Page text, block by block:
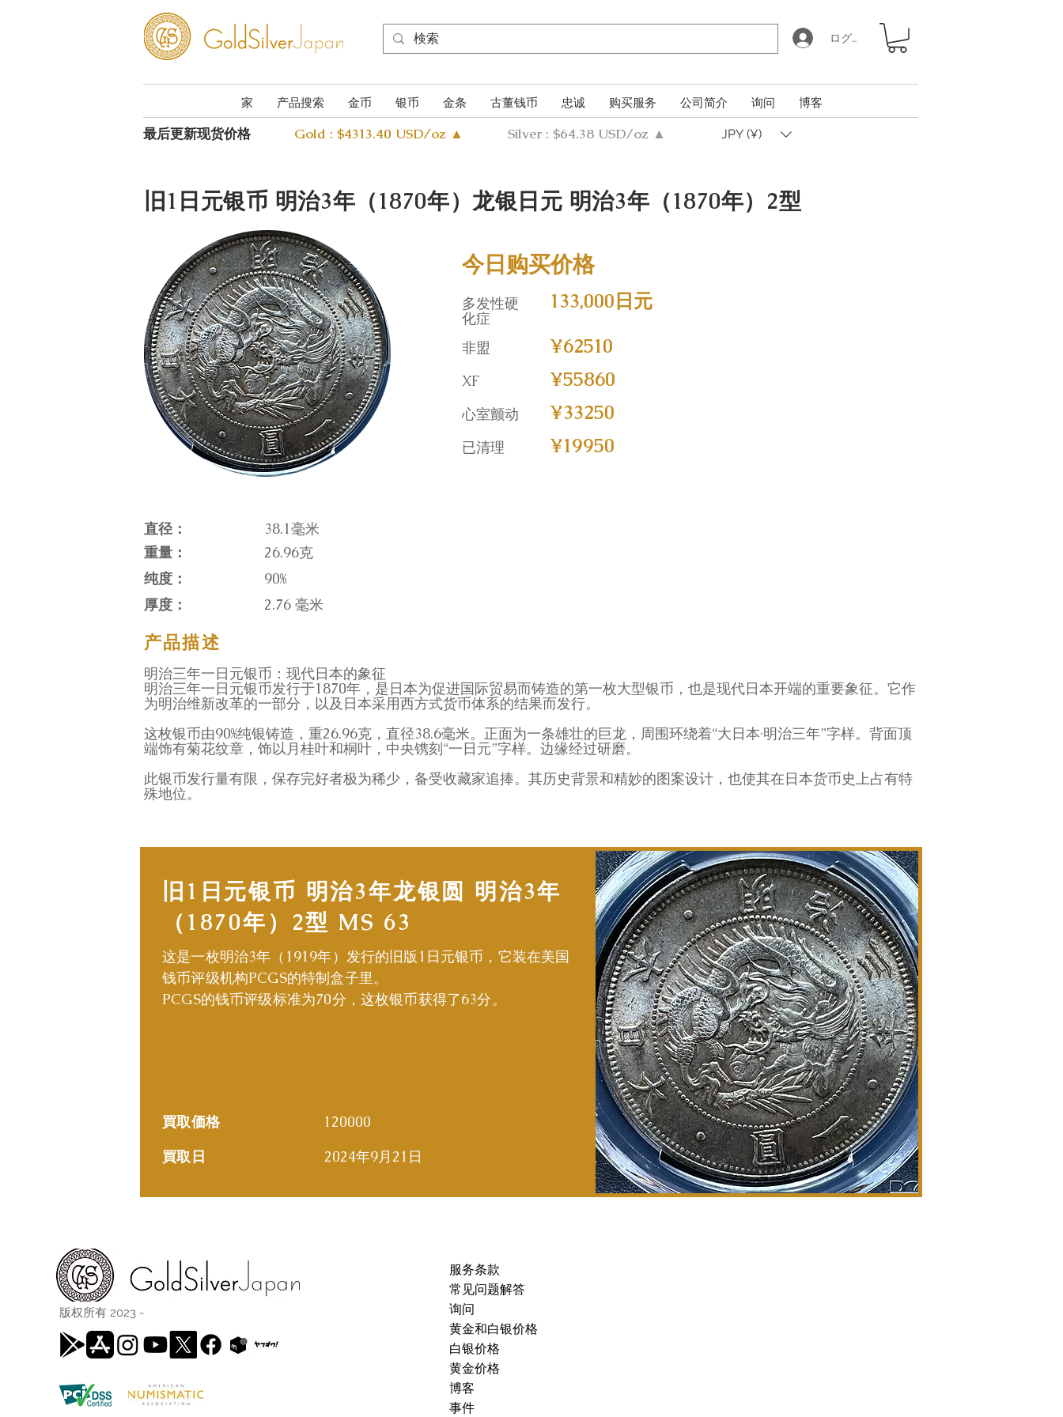
ログイン
家 产品搜索 金币 银币 金条 古董钱币 忠诚 购买服务 公司简介 询问 博客
最后更新现货价格 Gold : $4313.40 USD/oz ▲ Silver : $64.38 USD/oz ▲ JPY (¥)
旧1日元银币 明治3年（1870年）龙银日元 明治3年（1870年）2型
今日购买价格
多发性硬
化症
非盟
133,000日元
¥62510
XF ¥55860
心室颤动 ¥33250
已清理 ¥19950
直径：
38.1毫米
重量：
26.96克
纯度：
90%
厚度：
2.76 毫米
产品描述
明治三年一日元银币：现代日本的象征
明治三年一日元银币发行于1870年，是日本为促进国际贸易而铸造的第一枚大型银币，也是现代日本开端的重要象征。它作
为明治维新改革的一部分，以及日本采用西方式货币体系的结果而发行。
这枚银币由90%纯银铸造，重26.96克，直径38.6毫米。正面为一条雄壮的巨龙，周围环绕着“大日本·明治三年”字样。背面顶
端饰有菊花纹章，饰以月桂叶和桐叶，中央镌刻“一日元”字样。边缘经过研磨。
此银币发行量有限，保存完好者极为稀少，备受收藏家追捧。其历史背景和精妙的图案设计，也使其在日本货币史上占有特
殊地位。
旧1日元银币 明治3年龙银圆 明治3年
（1870年）2型 MS 63
这是一枚明治3年（1919年）发行的旧版1日元银币，它装在美国
钱币评级机构PCGS的特制盒子里。
PCGS的钱币评级标准为70分，这枚银币获得了63分。
買取価格
買取日
120000
2024年9月21日
版权所有 2023 -
服务条款
常见问题解答
询问
黄金和白银价格
白银价格
黄金价格
博客
事件